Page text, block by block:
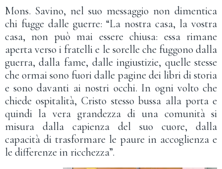
Mons. Savino, nel suo messaggio non dimentica
chi fugge dalle guerre: “La nostra casa, la vostra
casa, non può mai essere chiusa: essa rimane
aperta verso i fratelli e le sorelle che fuggono dalla
guerra, dalla fame, dalle ingiustizie, quelle stesse
che ormai sono fuori dalle pagine dei libri di storia
e sono davanti ai nostri occhi. In ogni volto che
chiede ospitalità, Cristo stesso bussa alla porta e
quindi la vera grandezza di una comunità si
misura dalla capienza del suo cuore, dalla
capacità di trasformare le paure in accoglienza e
le differenze in ricchezza”.